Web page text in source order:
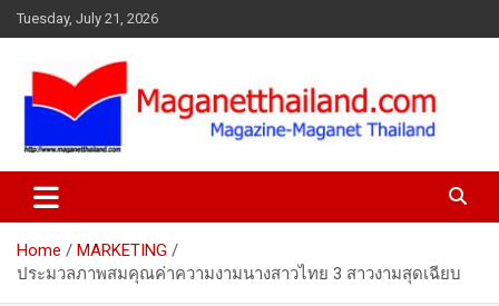
Skip
to
Tuesday, July 21, 2026
Home
MARKETING
ประมวลภาพสมคุณค่าความงามนางสาวไทย 3 สาวงามสุดเฉียบ